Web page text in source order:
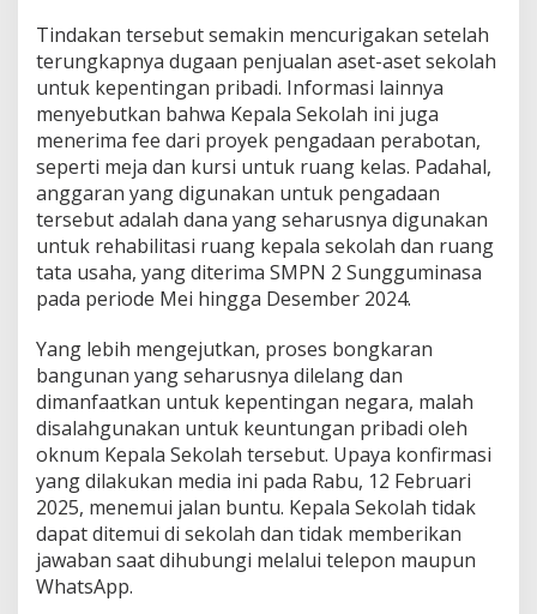
p
a
l
a
e
k
o
l
a
h
u
l
A
s
e
t
d
a
n
T
e
r
Tindakan tersebut semakin mencurigakan setelah
terungkapnya dugaan penjualan aset-aset sekolah
untuk kepentingan pribadi. Informasi lainnya
menyebutkan bahwa Kepala Sekolah ini juga
menerima fee dari proyek pengadaan perabotan,
seperti meja dan kursi untuk ruang kelas. Padahal,
anggaran yang digunakan untuk pengadaan
tersebut adalah dana yang seharusnya digunakan
untuk rehabilitasi ruang kepala sekolah dan ruang
tata usaha, yang diterima SMPN 2 Sungguminasa
pada periode Mei hingga Desember 2024.
Yang lebih mengejutkan, proses bongkaran
bangunan yang seharusnya dilelang dan
dimanfaatkan untuk kepentingan negara, malah
disalahgunakan untuk keuntungan pribadi oleh
oknum Kepala Sekolah tersebut. Upaya konfirmasi
yang dilakukan media ini pada Rabu, 12 Februari
2025, menemui jalan buntu. Kepala Sekolah tidak
dapat ditemui di sekolah dan tidak memberikan
jawaban saat dihubungi melalui telepon maupun
WhatsApp.